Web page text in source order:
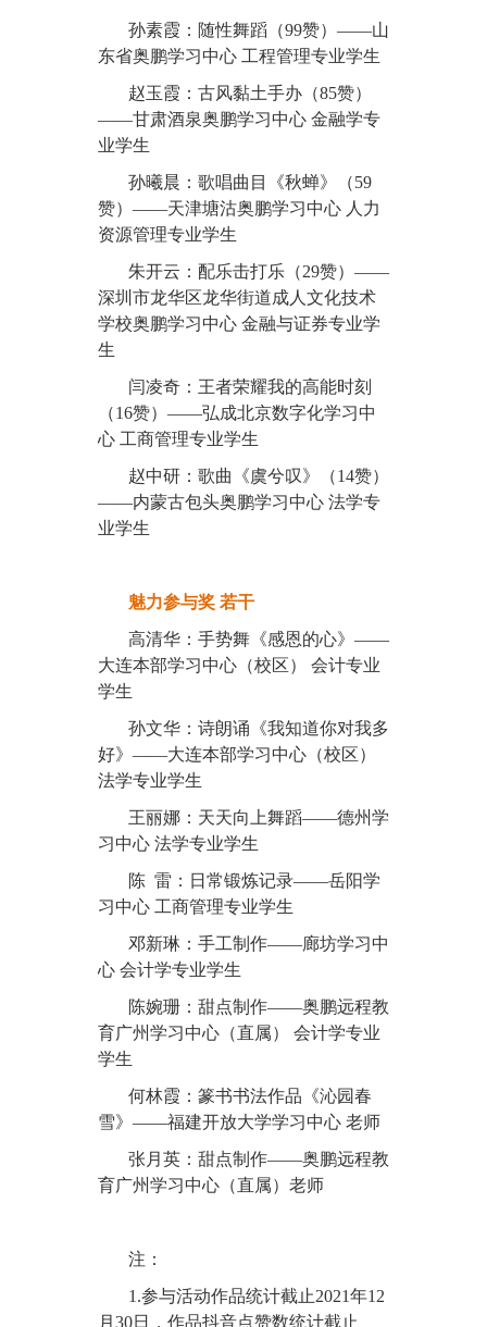
孙素霞：随性舞蹈（99赞）——山
东省奥鹏学习中心 工程管理专业学生
赵玉霞：古风黏土手办（85赞）
——甘肃酒泉奥鹏学习中心 金融学专
业学生
孙曦晨：歌唱曲目《秋蝉》（59
赞）——天津塘沽奥鹏学习中心 人力
资源管理专业学生
朱开云：配乐击打乐（29赞）——
深圳市龙华区龙华街道成人文化技术
学校奥鹏学习中心 金融与证券专业学
生
闫凌奇：王者荣耀我的高能时刻
（16赞）——弘成北京数字化学习中
心 工商管理专业学生
赵中研：歌曲《虞兮叹》（14赞）
——内蒙古包头奥鹏学习中心 法学专
业学生
魅力参与奖 若干
高清华：手势舞《感恩的心》——
大连本部学习中心（校区） 会计专业
学生
孙文华：诗朗诵《我知道你对我多
好》——大连本部学习中心（校区）
法学专业学生
王丽娜：天天向上舞蹈——德州学
习中心 法学专业学生
陈 雷：日常锻炼记录——岳阳学
习中心 工商管理专业学生
邓新琳：手工制作——廊坊学习中
心 会计学专业学生
陈婉珊：甜点制作——奥鹏远程教
育广州学习中心（直属） 会计学专业
学生
何林霞：篆书书法作品《沁园春
雪》——福建开放大学学习中心 老师
张月英：甜点制作——奥鹏远程教
育广州学习中心（直属）老师
注：
1.参与活动作品统计截止2021年12
月30日，作品抖音点赞数统计截止